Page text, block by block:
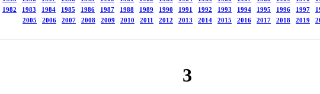
1982 1983 1984 1985 1986 1987 1988 1989 1990 1991 1992 1993 1994 1995 1996 1997
2005
2006 2007 2008 2009 2010 2011 2012 2013 2014 2015 2016 2017 2018 2019
3